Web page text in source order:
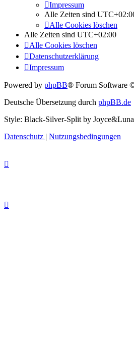
Impressum
Alle Zeiten sind
Alle Cookies löschen
Alle Zeiten sind UTC+02:00
Alle Cookies löschen
Datenschutzerklärung
Impressum
Powered by phpBB® Forum Software
Deutsche Übersetzung durch phpBB.de
Style: Black-Silver-Split by Joyce&Luna
Datenschutz | Nutzungsbedingungen